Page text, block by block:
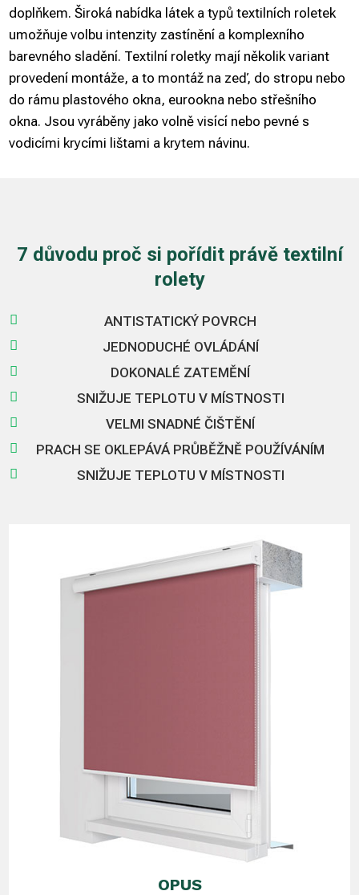
doplňkem. Široká nabídka látek a typů textilních roletek
umožňuje volbu intenzity zastínění a komplexního
barevného sladění. Textilní roletky mají několik variant
provedení montáže, a to montáž na zeď, do stropu nebo
do rámu plastového okna, eurookna nebo střešního
okna. Jsou vyráběny jako volně visící nebo pevné s
vodicími krycími lištami a krytem návinu.
7 důvodu proč si pořídit právě textilní
rolety
 ANTISTATICKÝ POVRCH
 JEDNODUCHÉ OVLÁDÁNÍ
 DOKONALÉ ZATEMĚNÍ
 SNIŽUJE TEPLOTU V MÍSTNOSTI
 VELMI SNADNÉ ČIŠTĚNÍ
 PRACH SE OKLEPÁVÁ PRŮBĚŽNĚ POUŽÍVÁNÍM
 SNIŽUJE TEPLOTU V MÍSTNOSTI
OPUS